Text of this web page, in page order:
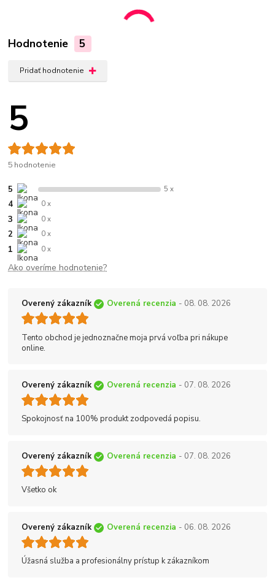
Hodnotenie 5
Pridať hodnotenie
5
5 hodnotenie
5 5 x
4 0 x
3 0 x
2 0 x
1 0 x
Ako overíme hodnotenie?
Overený zákazník Overená recenzia - 08. 08. 2026
Tento obchod je jednoznačne moja prvá voľba pri nákupe
online.
Overený zákazník Overená recenzia - 07. 08. 2026
Spokojnosť na 100% produkt zodpovedá popisu.
Overený zákazník Overená recenzia - 07. 08. 2026
Všetko ok
Overený zákazník Overená recenzia - 06. 08. 2026
Úžasná služba a profesionálny prístup k zákazníkom